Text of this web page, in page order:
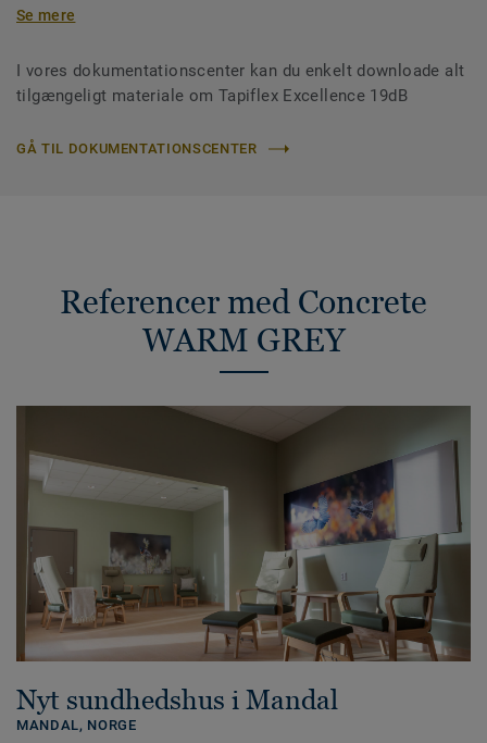
Se mere
I vores dokumentationscenter kan du enkelt downloade alt
tilgængeligt materiale om Tapiflex Excellence 19dB
GÅ TIL DOKUMENTATIONSCENTER
Referencer med Concrete
WARM GREY
Nyt sundhedshus i Mandal
MANDAL, NORGE